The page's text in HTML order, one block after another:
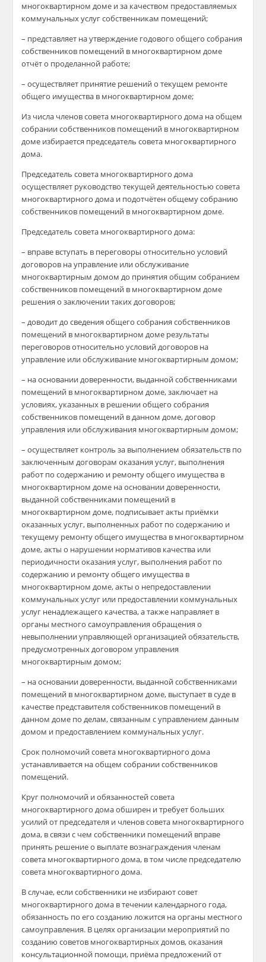
многоквартирном доме и за качеством предоставляемых
коммунальных услуг собственникам помещений;
– представляет на утверждение годового общего собрания
собственников помещений в многоквартирном доме
отчёт о проделанной работе;
– осуществляет принятие решений о текущем ремонте
общего имущества в многоквартирном доме;
Из числа членов совета многоквартирного дома на общем
собрании собственников помещений в многоквартирном
доме избирается председатель совета многоквартирного
дома.
Председатель совета многоквартирного дома
осуществляет руководство текущей деятельностью совета
многоквартирного дома и подотчётен общему собранию
собственников помещений в многоквартирном доме.
Председатель совета многоквартирного дома:
– вправе вступать в переговоры относительно условий
договоров на управление или обслуживание
многоквартирным домом до принятия общим собранием
собственников помещений в многоквартирном доме
решения о заключении таких договоров;
– доводит до сведения общего собрания собственников
помещений в многоквартирном доме результаты
переговоров относительно условий договоров на
управление или обслуживание многоквартирным домом;
– на основании доверенности, выданной собственниками
помещений в многоквартирном доме, заключает на
условиях, указанных в решении общего собрания
собственников помещений в данном доме, договор
управления или обслуживания многоквартирным домом;
– осуществляет контроль за выполнением обязательств по
заключенным договорам оказания услуг, выполнения
работ по содержанию и ремонту общего имущества в
многоквартирном доме на основании доверенности,
выданной собственниками помещений в
многоквартирном доме, подписывает акты приёмки
оказанных услуг, выполненных работ по содержанию и
текущему ремонту общего имущества в многоквартирном
доме, акты о нарушении нормативов качества или
периодичности оказания услуг, выполнения работ по
содержанию и ремонту общего имущества в
многоквартирном доме, акты о непредоставлении
коммунальных услуг или предоставлении коммунальных
услуг ненадлежащего качества, а также направляет в
органы местного самоуправления обращения о
невыполнении управляющей организацией обязательств,
предусмотренных договором управления
многоквартирным домом;
– на основании доверенности, выданной собственниками
помещений в многоквартирном доме, выступает в суде в
качестве представителя собственников помещений в
данном доме по делам, связанным с управлением данным
домом и предоставлением коммунальных услуг.
Срок полномочий совета многоквартирного дома
устанавливается на общем собрании собственников
помещений.
Круг полномочий и обязанностей совета
многоквартирного дома обширен и требует больших
усилий от председателя и членов совета многоквартирного
дома, в связи с чем собственники помещений вправе
принять решение о выплате вознаграждения членам
совета многоквартирного дома, в том числе председателю
совета многоквартирного дома.
В случае, если собственники не избирают совет
многоквартирного дома в течении календарного года,
обязанность по его созданию ложится на органы местного
самоуправления. В целях организации мероприятий по
созданию советов многоквартирных домов, оказания
консультационной помощи, приёма предложений от